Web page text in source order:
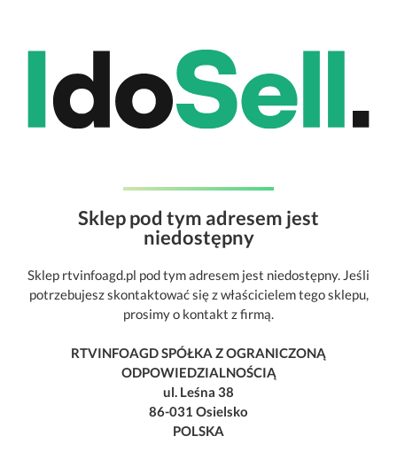
Sklep pod tym adresem jest
niedostępny
Sklep rtvinfoagd.pl pod tym adresem jest niedostępny. Jeśli
potrzebujesz skontaktować się z właścicielem tego sklepu,
prosimy o kontakt z firmą.
RTVINFOAGD SPÓŁKA Z OGRANICZONĄ
ODPOWIEDZIALNOŚCIĄ
ul. Leśna 38
86-031 Osielsko
POLSKA